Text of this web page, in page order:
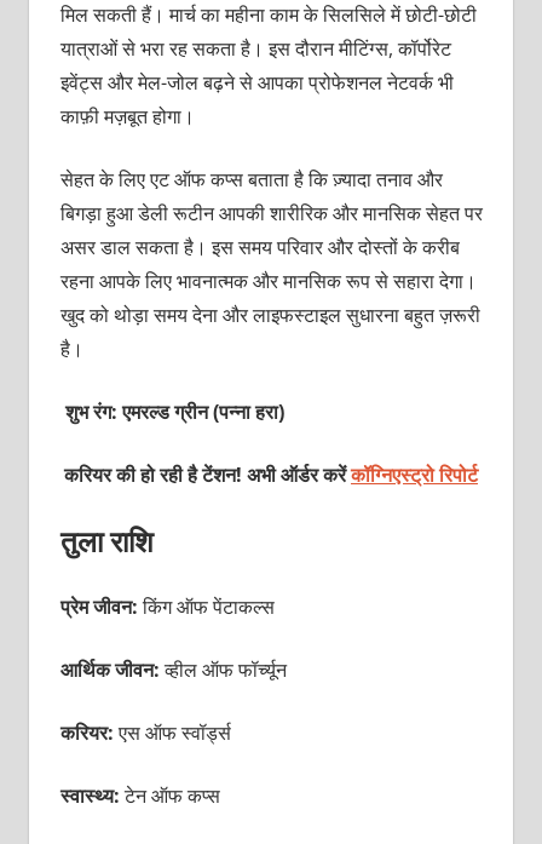
मिल सकती हैं। मार्च का महीना काम के सिलसिले में छोटी-छोटी
यात्राओं से भरा रह सकता है। इस दौरान मीटिंग्स, कॉर्पोरेट
इवेंट्स और मेल-जोल बढ़ने से आपका प्रोफेशनल नेटवर्क भी
काफ़ी मज़बूत होगा।
सेहत के लिए एट ऑफ कप्स बताता है कि ज़्यादा तनाव और
बिगड़ा हुआ डेली रूटीन आपकी शारीरिक और मानसिक सेहत पर
असर डाल सकता है। इस समय परिवार और दोस्तों के करीब
रहना आपके लिए भावनात्मक और मानसिक रूप से सहारा देगा।
खुद को थोड़ा समय देना और लाइफस्टाइल सुधारना बहुत ज़रूरी
है।
शुभ रंग: एमरल्ड ग्रीन (पन्ना हरा)
करियर की हो रही है टेंशन! अभी ऑर्डर करेंकॉग्निएस्ट्रो रिपोर्ट
तुला राशि
प्रेम जीवन:किंग ऑफ पेंटाकल्स
आर्थिक जीवन:व्हील ऑफ फॉर्च्यून
करियर:एस ऑफ स्वॉर्ड्स
स्वास्थ्य:टेन ऑफ कप्स